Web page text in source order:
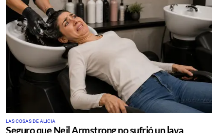
LAS COSAS DE ALICIA
Seguro que Neil Armstrong no sufrió un lava